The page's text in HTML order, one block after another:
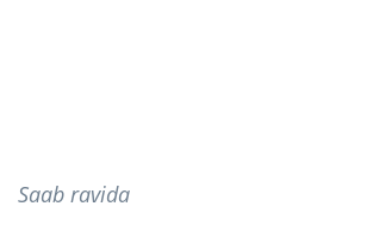
Saab ravida